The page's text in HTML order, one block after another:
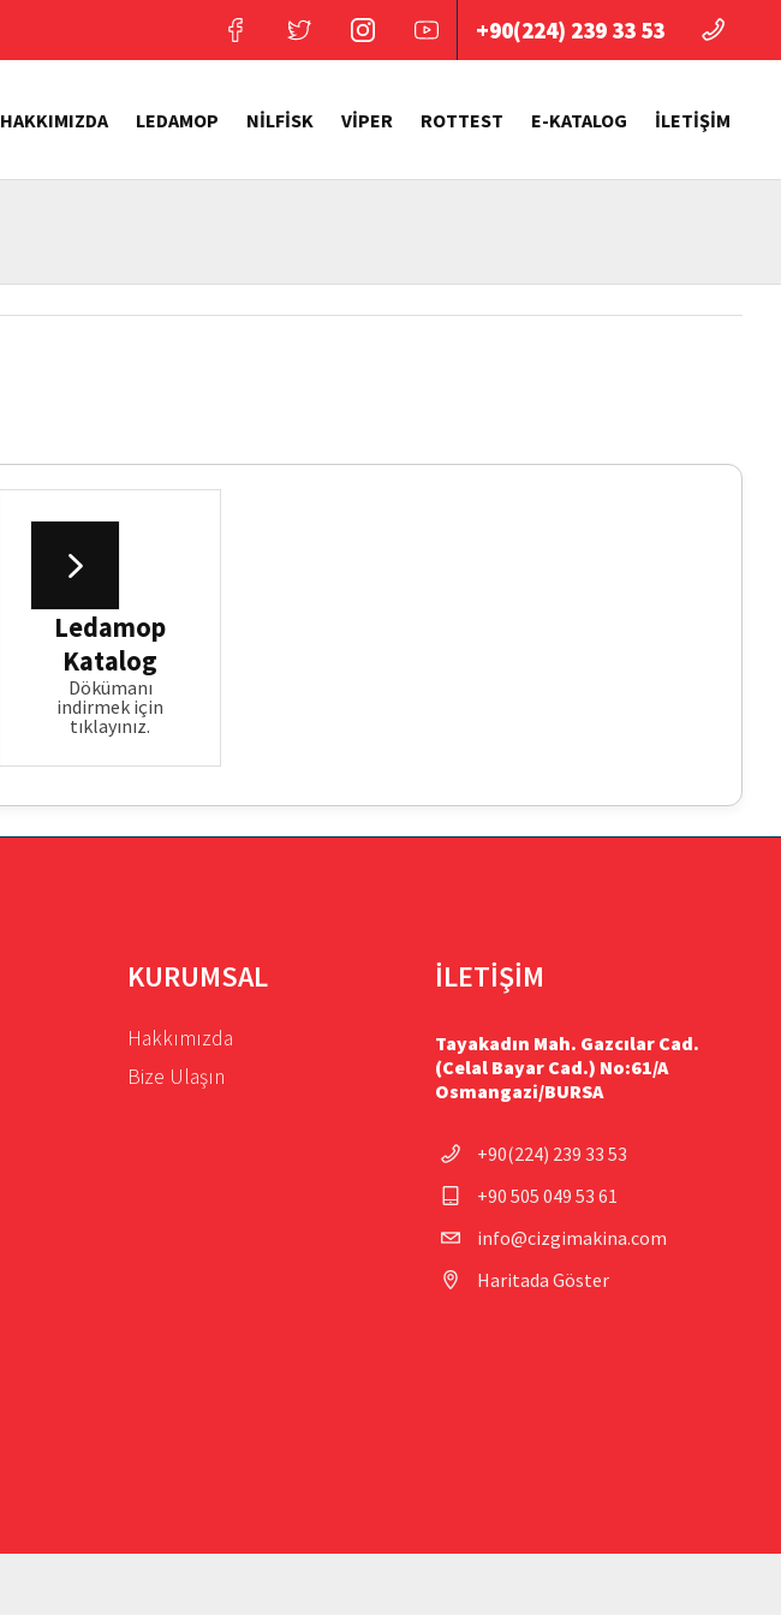
+90(224) 239 33 53
HAKKIMIZDA LEDAMOP NİLFİSK VİPER ROTTEST E-KATALOG İLETİŞİM
Ledamop
Katalog
Dökümanı
indirmek için
tıklayınız.
KURUMSAL
Hakkımızda
Bize Ulaşın
İLETİŞİM
Tayakadın Mah. Gazcılar Cad.
(Celal Bayar Cad.) No:61/A
Osmangazi/BURSA
+90(224) 239 33 53
+90 505 049 53 61
info@cizgimakina.com
Haritada Göster